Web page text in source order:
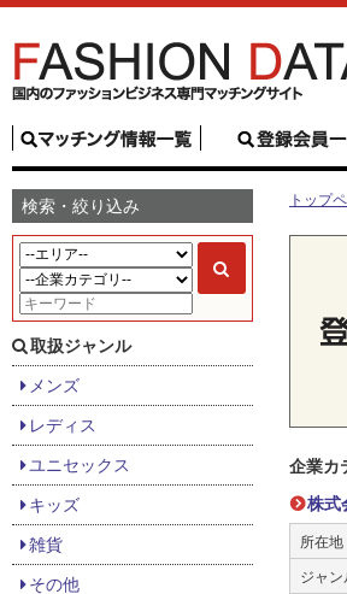
トップ
企業カ
株式
所在地
ジャン
検索・絞り込み
取扱ジャンル
メンズ
レディス
ユニセックス
キッズ
雑貨
その他